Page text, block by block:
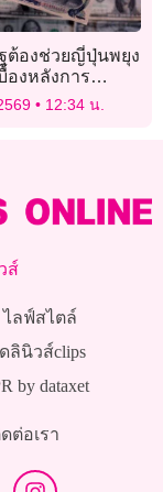
ต้องช่วยญี่ปุ่นพยุง
บื้องหลังการ
าดเงิน12:34 น.
ส์
ไลฟ์สไตล์
ดลินิวส์clips
by dataxet
ต่อเรา